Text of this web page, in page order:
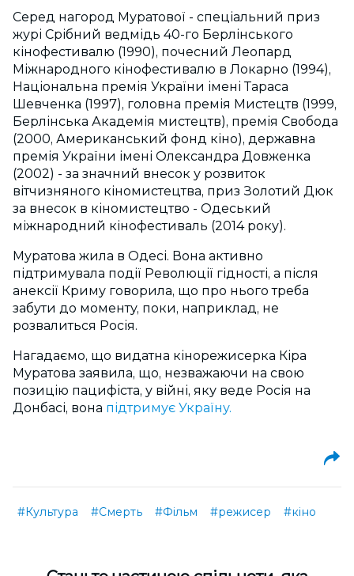
Серед нагород Муратової - спеціальний приз
журі Срібний ведмідь 40-го Берлінського
кінофестивалю (1990), почесний Леопард
Міжнародного кінофестивалю в Локарно (1994),
Національна премія України імені Тараса
Шевченка (1997), головна премія Мистецтв (1999,
Берлінська Академія мистецтв), премія Свобода
(2000, Американський фонд кіно), державна
премія України імені Олександра Довженка
(2002) - за значний внесок у розвиток
вітчизняного кіномистецтва, приз Золотий Дюк
за внесок в кіномистецтво - Одеський
міжнародний кінофестиваль (2014 року).
Муратова жила в Одесі. Вона активно
підтримувала події Революції гідності, а після
анексії Криму говорила, що про нього треба
забути до моменту, поки, наприклад, не
розвалиться Росія.
Нагадаємо, що видатна кінорежисерка Кіра
Муратова заявила, що, незважаючи на свою
позицію пацифіста, у війні, яку веде Росія на
Донбасі, вона підтримує Україну.
#Культура #Смерть #Фільм #режисер #кіно